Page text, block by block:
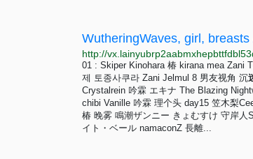
WutheringWaves, girl,
01 : Skiper Kinohara 椿 kirana mea Zani
제 토종사쿠라 Zani Jelmul 8 男友视角 沉
Crystalrein 吟霖 エキナ The Blazing
chibi Vanille 吟霖 理个头 day15 笠木梨
椿 晚雾 鳴潮ザンニー きょむすけ 守岸
イト・ベール namaconZ 長離...